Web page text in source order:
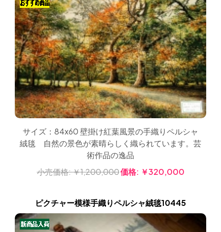
サイズ：84x60 壁掛け紅葉風景の手織りペルシャ
絨毯 自然の景色が素晴らしく織られています。芸
術作品の逸品
小売価格:￥1,200,000価格: ￥320,000
ピクチャー模様手織りペルシャ絨毯10445